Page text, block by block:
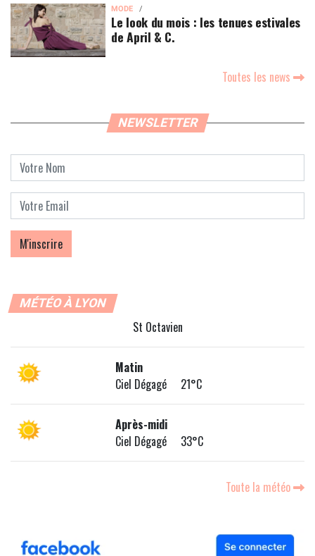
MODE
Le look du mois : les tenues estivales
de April & C.
Toutes les news
NEWSLETTER
MÉTÉO À LYON
St Octavien
Matin
Ciel Dégagé 21°C
Après-midi
Ciel Dégagé 33°C
Toute la météo